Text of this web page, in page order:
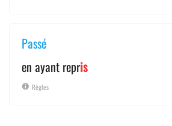
Passé
en ayant repris
Règles